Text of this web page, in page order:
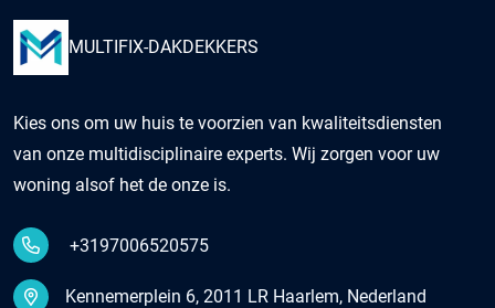
MULTIFIX-DAKDEKKERS
Kies ons om uw huis te voorzien van kwaliteitsdiensten
van onze multidisciplinaire experts. Wij zorgen voor uw
woning alsof het de onze is.
+3197006520575
Kennemerplein 6, 2011 LR Haarlem, Nederland